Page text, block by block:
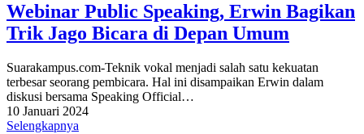
Webinar Public Speaking, Erwin Bagikan
Trik Jago Bicara di Depan Umum
Suarakampus.com-Teknik vokal menjadi salah satu kekuatan
terbesar seorang pembicara. Hal ini disampaikan Erwin dalam
diskusi bersama Speaking Official…
10 Januari 2024
Selengkapnya